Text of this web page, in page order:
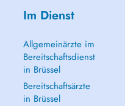
Im Dienst
Allgemeinärzte im
Bereitschaftsdienst
in Brüssel
Bereitschaftsärzte
in Brüssel